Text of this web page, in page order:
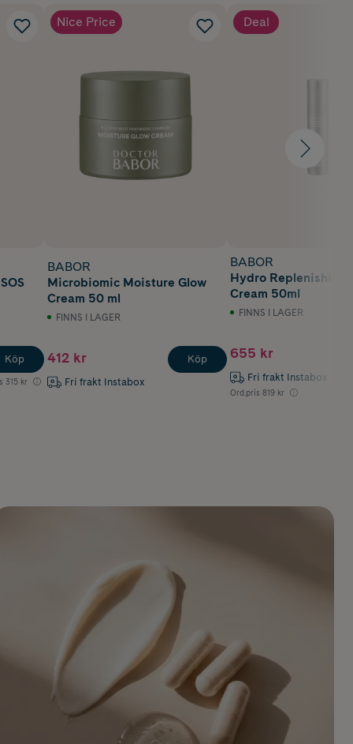
315 kr
Köp
Nice Price
BABOR
Microbiomic Moisture Glow
Cream 50 ml
FINNS I LAGER
412 kr
Fri frakt Instabox
Köp
Deal
BABOR
Hydro Replenishing
Cream 50ml
FINNS I LAGER
655 kr
Fri frakt Instabox
Ord.pris 819 kr